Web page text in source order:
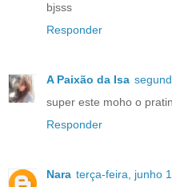
bjsss
Responder
A Paixão da Isa
super este moho o
Responder
Nara terça-feira, junho